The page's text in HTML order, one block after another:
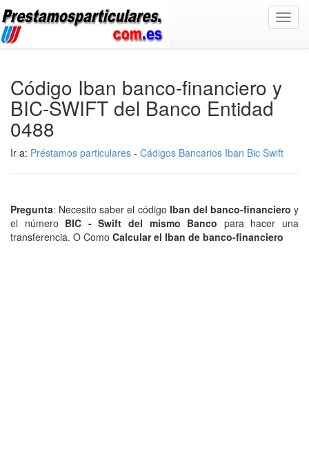
Código Iban banco-financiero y
BIC-SWIFT del Banco Entidad
0488
Ir a: Préstamos particulares - Cádigos Bancarios Iban Bic Swift
Pregunta: Necesito saber el código Iban del banco-financiero y
el número BIC - Swift del mismo Banco para hacer una
transferencia. O Como Calcular el Iban de banco-financiero